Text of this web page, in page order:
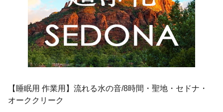
【睡眠用 作業用】流れる水の音/8時間・聖地・セドナ・
オーククリーク